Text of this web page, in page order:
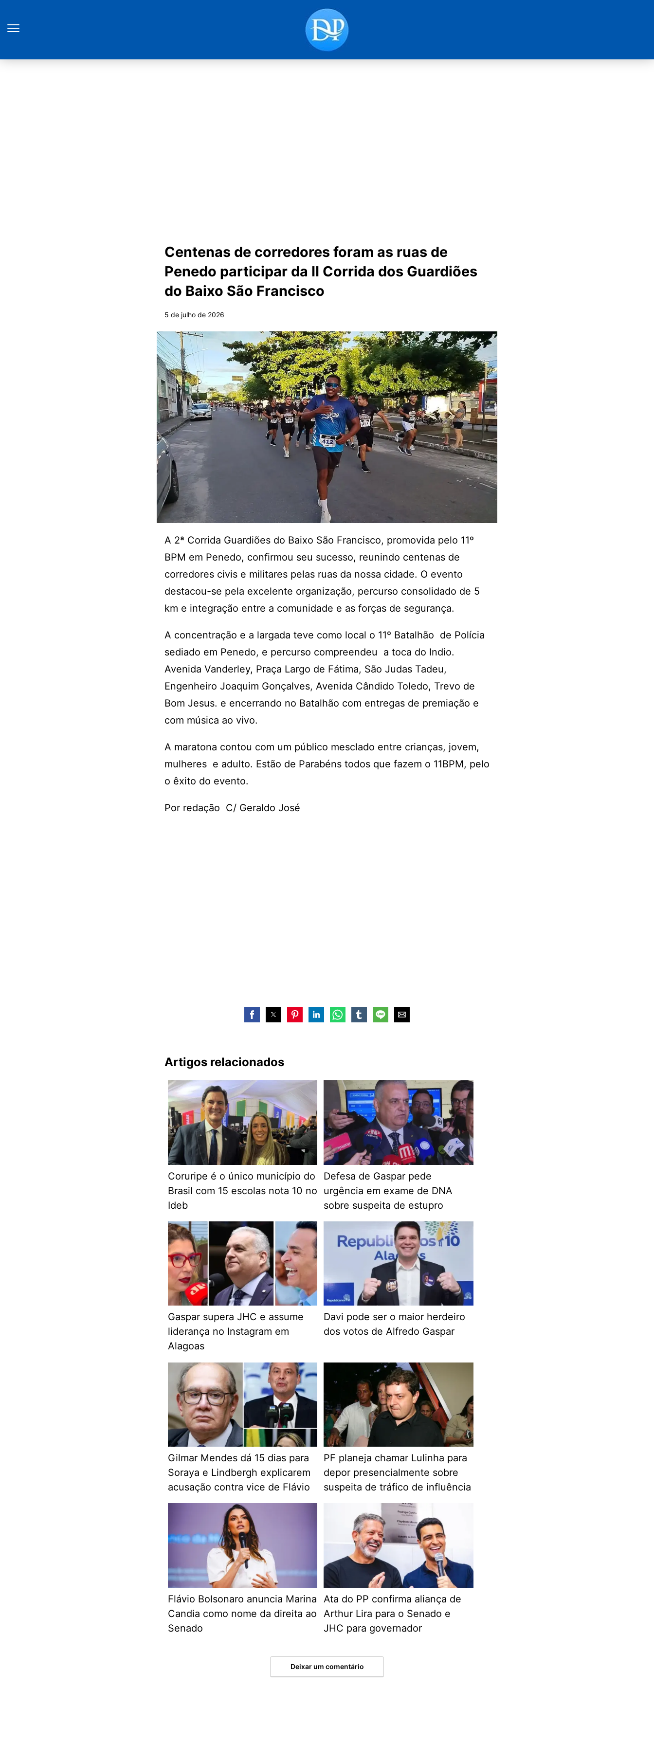
Centenas de corredores foram as ruas de
Penedo participar da II Corrida dos Guardiões
do Baixo São Francisco
5 de julho de 2026
A 2ª Corrida Guardiões do Baixo São Francisco, promovida pelo 11º
BPM em Penedo, confirmou seu sucesso, reunindo centenas de
corredores civis e militares pelas ruas da nossa cidade. O evento
destacou-se pela excelente organização, percurso consolidado de 5
km e integração entre a comunidade e as forças de segurança.
A concentração e a largada teve como local o 11º Batalhão de Polícia
sediado em Penedo, e percurso compreendeu a toca do Indio.
Avenida Vanderley, Praça Largo de Fátima, São Judas Tadeu,
Engenheiro Joaquim Gonçalves, Avenida Cândido Toledo, Trevo de
Bom Jesus. e encerrando no Batalhão com entregas de premiação e
com música ao vivo.
A maratona contou com um público mesclado entre crianças, jovem,
mulheres e adulto. Estão de Parabéns todos que fazem o 11BPM, pelo
o êxito do evento.
Por redação C/ Geraldo José
Artigos relacionados
Coruripe é o único município do
Brasil com 15 escolas nota 10 no
Ideb
Defesa de Gaspar pede
urgência em exame de DNA
sobre suspeita de estupro
Gaspar supera JHC e assume
liderança no Instagram em
Alagoas
Davi pode ser o maior herdeiro
dos votos de Alfredo Gaspar
Gilmar Mendes dá 15 dias para
Soraya e Lindbergh explicarem
acusação contra vice de Flávio
PF planeja chamar Lulinha para
depor presencialmente sobre
suspeita de tráfico de influência
Flávio Bolsonaro anuncia Marina
Candia como nome da direita ao
Senado
Ata do PP confirma aliança de
Arthur Lira para o Senado e
JHC para governador
Deixar um comentário